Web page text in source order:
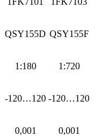
QSY155D QSY155F
1:180 1:720
-120…120 -120…120
0,001 0,001